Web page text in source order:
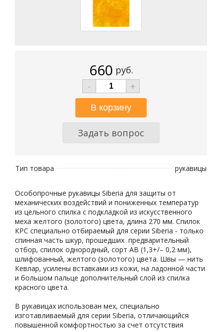
660 руб.
-
+
Задать вопрос
Тип товара рукавицы
Особопрочные рукавицы Siberia для защиты от
механических воздействий и пониженных температур
из цельного спилка с подкладкой из искусственного
меха желтого (золотого) цвета, длина 270 мм. Спилок
КРС специально отбираемый для серии Siberia - только
спинная часть шкур, прошедших предварительный
отбор, спилок однородный, сорт АВ (1,3+/– 0,2 мм),
шлифованный, желтого (золотого) цвета. Швы — нить
Кевлар, усилены вставками из кожи, на ладонной части
и большом пальце дополнительный слой из спилка
красного цвета.
В рукавицах использован мех, специально
изготавливаемый для серии Siberia, отличающийся
повышенной комфортностью за счет отсутствия